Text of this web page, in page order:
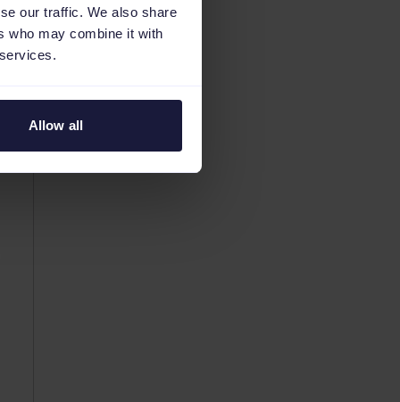
our traffic. We also share
who may combine it with
Allow all